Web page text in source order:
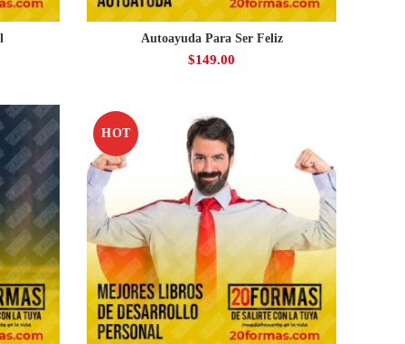
Autoayuda Para Ser Feliz
$149.00
HOT